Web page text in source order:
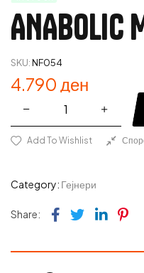
ANABOLIC
SKU:NF054
4.790 ден
Add To Wishlist
Category: Гејнери
Share: Facebook
Twitter